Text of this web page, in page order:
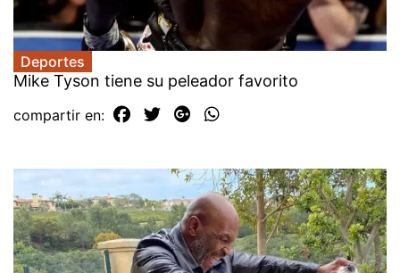
Deportes
Mike Tyson tiene su peleador favorito
compartir en: